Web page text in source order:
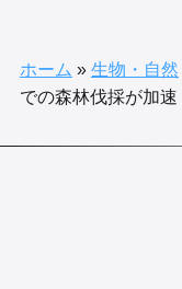
ホーム » 生物・自然
での森林伐採が加速